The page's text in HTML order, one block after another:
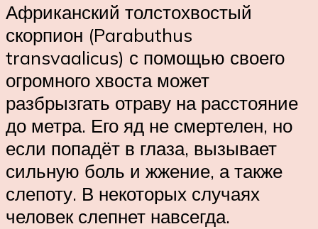
Африканский толстохвостый
скорпион (Parabuthus
transvaalicus) с помощью своего
огромного хвоста может
разбрызгать отраву на расстояние
до метра. Его яд не смертелен, но
если попадёт в глаза, вызывает
сильную боль и жжение, а также
слепоту. В некоторых случаях
человек слепнет навсегда.